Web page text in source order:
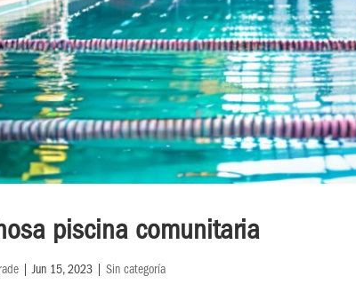
piscina comunitaria
|Jun 15, 2023 |Sin categoría